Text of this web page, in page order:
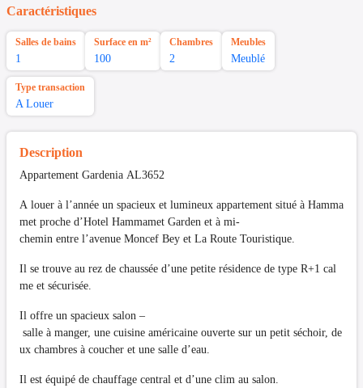
Caractéristiques
Salles de bains
1
Surface en m²
100
Chambres
2
Meubles
Meublé
Type transaction
A Louer
Description
Appartement Gardenia AL3652
A louer à l’année un spacieux et lumineux appartement situé à Hamma
met proche d’Hotel Hammamet Garden et à mi-
chemin entre l’avenue Moncef Bey et La Route Touristique.
Il se trouve au rez de chaussée d’une petite résidence de type R+1 cal
me et sécurisée.
Il offre un spacieux salon –
salle à manger, une cuisine américaine ouverte sur un petit séchoir, de
ux chambres à coucher et une salle d’eau.
Il est équipé de chauffage central et d’une clim au salon.